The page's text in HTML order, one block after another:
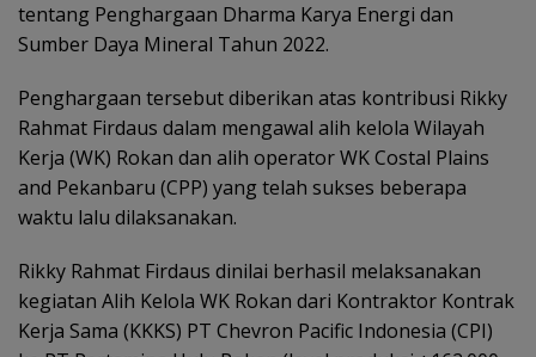
tentang Penghargaan Dharma Karya Energi dan
Sumber Daya Mineral Tahun 2022.
Penghargaan tersebut diberikan atas kontribusi Rikky
Rahmat Firdaus dalam mengawal alih kelola Wilayah
Kerja (WK) Rokan dan alih operator WK Costal Plains
and Pekanbaru (CPP) yang telah sukses beberapa
waktu lalu dilaksanakan.
Rikky Rahmat Firdaus dinilai berhasil melaksanakan
kegiatan Alih Kelola WK Rokan dari Kontraktor Kontrak
Kerja Sama (KKKS) PT Chevron Pacific Indonesia (CPI)